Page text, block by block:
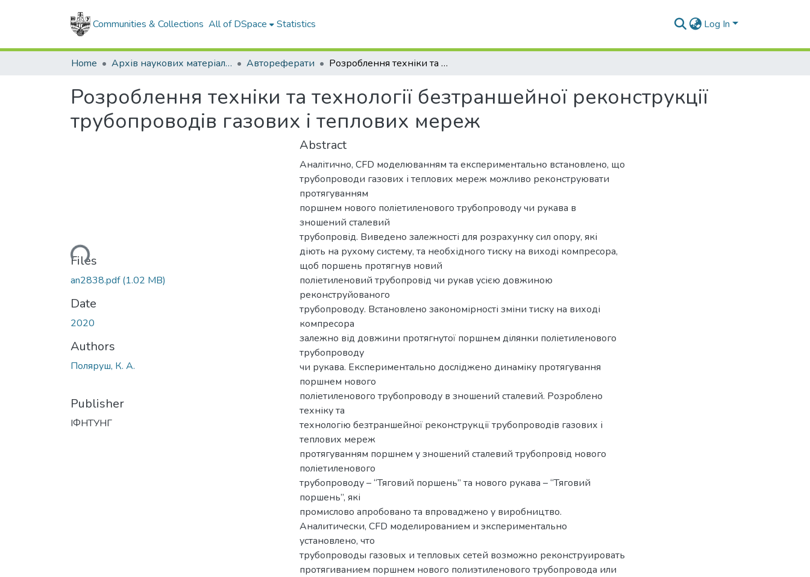
Communities & Collections All of DSpace Statistics Log In
Home Архів наукових матеріалів Автореферати Розроблення техніки та технології безтраншейної реконструкції трубопроводів газових і теплових мереж
Розроблення техніки та технології безтраншейної реконструкції
трубопроводів газових і теплових мереж
Loading...
Files
an2838.pdf(1.02 MB)
Date
2020
Authors
Поляруш, К. А.
Publisher
ІФНТУНГ
Abstract
Аналітично, CFD моделюванням та експериментально встановлено, що
трубопроводи газових і теплових мереж можливо реконструювати
протягуванням
поршнем нового поліетиленового трубопроводу чи рукава в
зношений сталевий
трубопровід. Виведено залежності для розрахунку сил опору, які
діють на рухому систему, та необхідного тиску на виході компресора,
щоб поршень протягнув новий
поліетиленовий трубопровід чи рукав усією довжиною
реконструйованого
трубопроводу. Встановлено закономірності зміни тиску на виході
компресора
залежно від довжини протягнутої поршнем ділянки поліетиленового
трубопроводу
чи рукава. Експериментально досліджено динаміку протягування
поршнем нового
поліетиленового трубопроводу в зношений сталевий. Розроблено
техніку та
технологію безтраншейної реконструкції трубопроводів газових і
теплових мереж
протягуванням поршнем у зношений сталевий трубопровід нового
поліетиленового
трубопроводу – “Тяговий поршень” та нового рукава – “Тяговий
поршень”, які
промислово апробовано та впроваджено у виробництво.
Аналитически, CFD моделированием и экспериментально
установлено, что
трубопроводы газовых и тепловых сетей возможно реконструировать
протягиванием поршнем нового полиэтиленового трубопровода или